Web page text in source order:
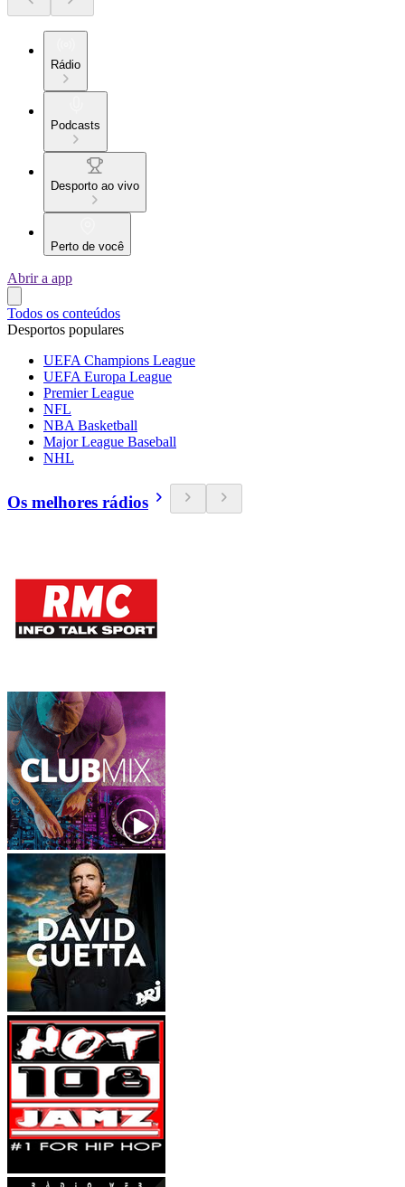
Rádio
Podcasts
Desporto ao vivo
Perto de você
Abrir a app
Todos os conteúdos
Desportos populares
UEFA Champions League
UEFA Europa League
Premier League
NFL
NBA Basketball
Major League Baseball
NHL
Os melhores rádios